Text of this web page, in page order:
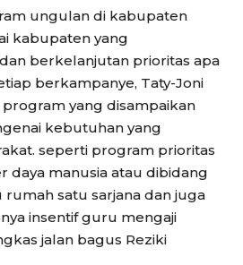
ungulan di kabupaten
kabupaten yang
berkelanjutan prioritas apa
berkampanye, Taty-Joni
yang disampaikan
kebutuhan yang
seperti program prioritas
daya manusia atau dibidang
satu sarjana dan juga
insentif guru mengaji
jalan bagus Reziki